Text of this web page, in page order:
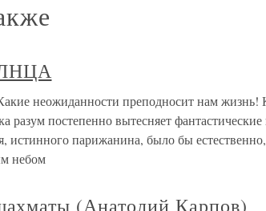
неожиданности преподносит нам жизнь!
разум постепенно вытесняет
истинного парижанина, было бы
небом
(Анатолий Карпов)